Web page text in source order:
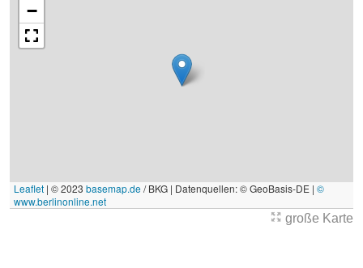
−
Leaflet | © 2023 basemap.de/ BKG | Datenquellen: © GeoBasis-DE | ©
www.berlinonline.net
große Karte